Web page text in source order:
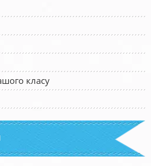
класу